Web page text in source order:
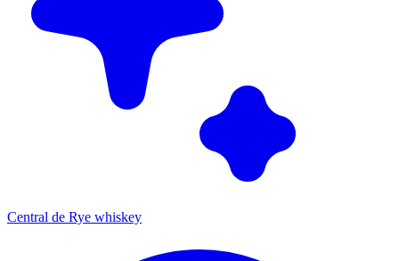
Central de Rye whiskey